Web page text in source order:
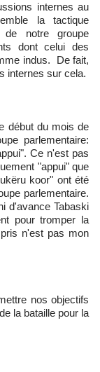
internes au
la tactique
de notre groupe
dont celui des
indus. De fait,
internes sur cela.
début du mois de
parlementaire:
Ce n'est pas
"appui" que
koor" ont été
parlementaire.
d'avance Tabaski
pour tromper la
n'est pas mon
nos objectifs
la bataille pour la